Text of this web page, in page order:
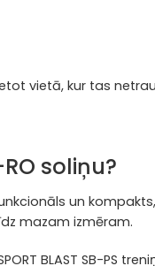
vietā, kur tas
soliņu?
un
mazam izmēram.
BLAST SB-PS